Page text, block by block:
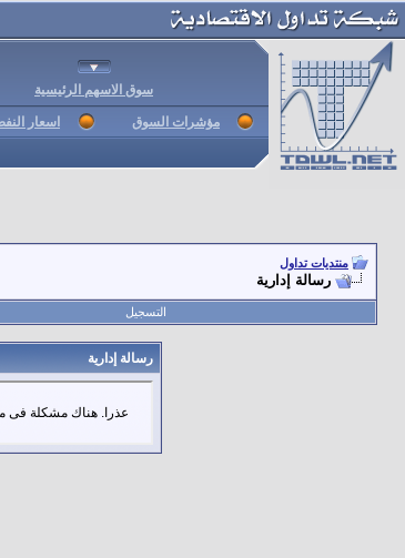
سوق الاسهم الرئيسية
مؤشرات السوق اسعار
منتديات تداول
رسالة إدارية
التسجيل
رسالة إدارية
عذرا. هناك مشكلة فى